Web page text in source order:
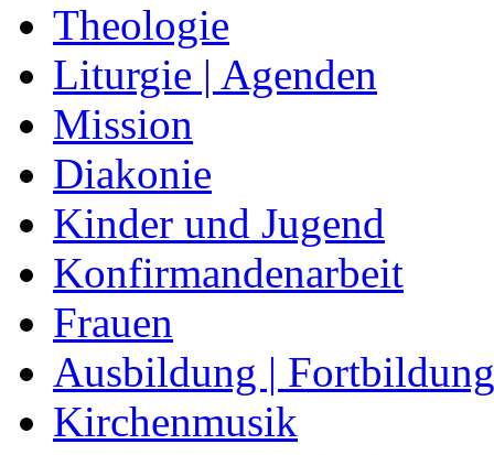
Theologie
Liturgie | Agenden
Mission
Diakonie
Kinder und Jugend
Konfirmandenarbeit
Frauen
Ausbildung | Fortbildung
Kirchenmusik